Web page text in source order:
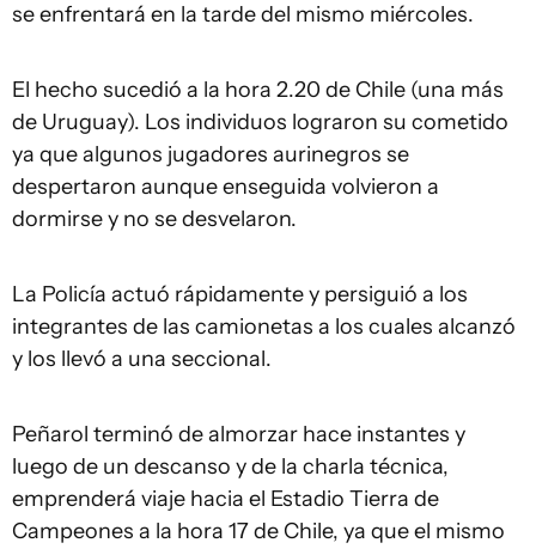
se enfrentará en la tarde del mismo miércoles.
El hecho sucedió a la hora 2.20 de Chile (una más
de Uruguay). Los individuos lograron su cometido
ya que algunos jugadores aurinegros se
despertaron aunque enseguida volvieron a
dormirse y no se desvelaron.
La Policía actuó rápidamente y persiguió a los
integrantes de las camionetas a los cuales alcanzó
y los llevó a una seccional.
Peñarol terminó de almorzar hace instantes y
luego de un descanso y de la charla técnica,
emprenderá viaje hacia el Estadio Tierra de
Campeones a la hora 17 de Chile, ya que el mismo